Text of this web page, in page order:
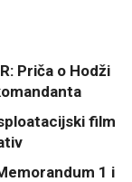
Priča o Hodži
film
1 i